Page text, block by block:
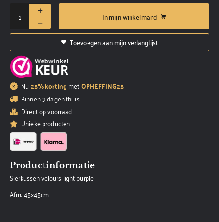
In mijn winkelmand
Toevoegen aan mijn verlanglijst
Nu 25% korting metOPHEFFING25
Binnen 3 dagen thuis
Direct op voorraad
Unieke producten
Productinformatie
Sierkussen velours light purple
Afm: 45x45cm